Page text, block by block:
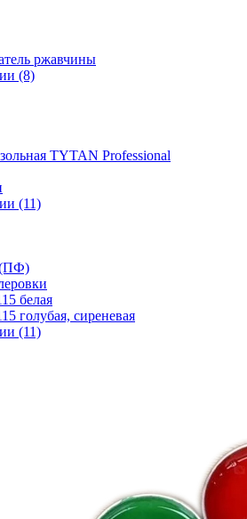
ржавчины
(8)
TYTAN Professional
(11)
(ПФ)
белая
голубая, сиреневая
(11)